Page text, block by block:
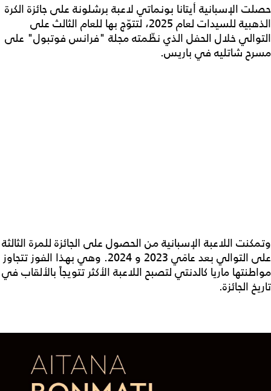
حصلت الإسبانية أيتانا بونماتي لاعبة برشلونة على جائزة الكرة
الذهبية للسيدات لعام 2025، لتتوّج بها للعام الثالث على
التوالي خلال الحفل الذي نظّمته مجلة "فرانس فوتبول" على
مسرح شاتليه في باريس.
وتمكنت اللاعبة الإسبانية من الحصول على الجائزة للمرة الثالثة
على التوالي بعد عامَي 2023 و 2024. وهي بهذا الفوز تتجاوز
مواطنتها ماريا كالدنتي لتصبح اللاعبة الأكثر تتويجاً بالألقاب في
تاريخ الجائزة.